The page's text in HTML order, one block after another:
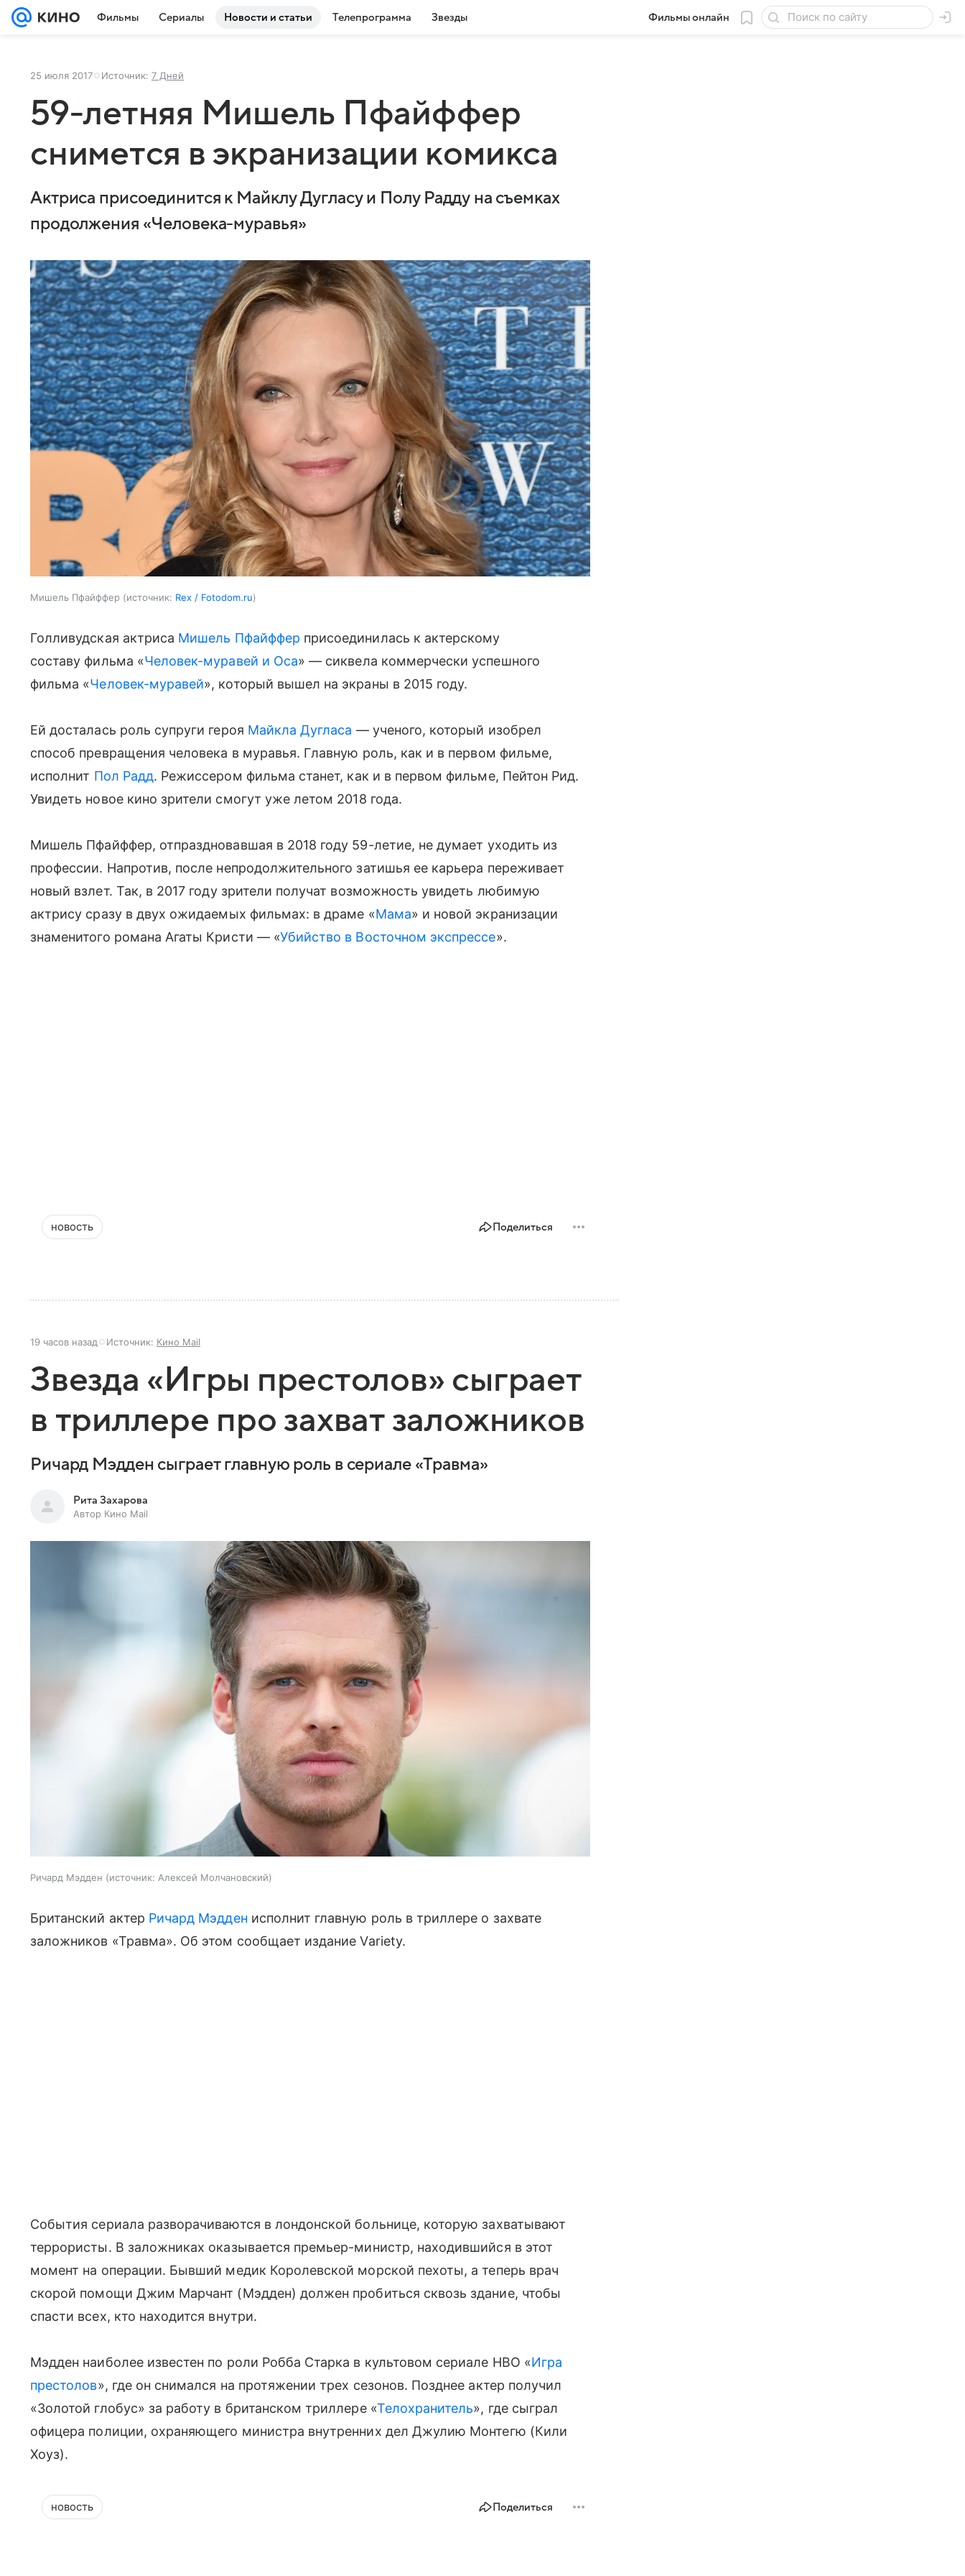
Фильмы Сериалы Новости и статьи Телепрограмма Звезды Фильмы онлайн
25 июля 2017 Источник: 7 Дней
59-летняя Мишель Пфайффер
снимется в экранизации комикса
Актриса присоединится к Майклу Дугласу и Полу Радду на съемках
продолжения «Человека-муравья»
Мишель Пфайффер источник: Rex / Fotodom.ru
Голливудская актриса Мишель Пфайффер присоединилась к актерскому
составу фильма «Человек-муравей и Оса» — сиквела коммерчески успешного
фильма «Человек-муравей», который вышел на экраны в 2015 году.
Ей досталась роль супруги героя Майкла Дугласа — ученого, который изобрел
способ превращения человека в муравья. Главную роль, как и в первом фильме,
исполнит Пол Радд. Режиссером фильма станет, как и в первом фильме, Пейтон Рид.
Увидеть новое кино зрители смогут уже летом 2018 года.
Мишель Пфайффер, отпраздновавшая в 2018 году 59-летие, не думает уходить из
профессии. Напротив, после непродолжительного затишья ее карьера переживает
новый взлет. Так, в 2017 году зрители получат возможность увидеть любимую
актрису сразу в двух ожидаемых фильмах: в драме «Мама» и новой экранизации
знаменитого романа Агаты Кристи — «Убийство в Восточном экспрессе».
новость Поделиться
19 часов назад Источник: Кино Mail
Звезда «Игры престолов» сыграет
в триллере про захват заложников
Ричард Мэдден сыграет главную роль в сериале «Травма»
Рита Захарова
Автор Кино Mail
Ричард Мэдден источник: Алексей Молчановский
Британский актер Ричард Мэдден исполнит главную роль в триллере о захвате
заложников «Травма». Об этом сообщает издание Variety.
События сериала разворачиваются в лондонской больнице, которую захватывают
террористы. В заложниках оказывается премьер-министр, находившийся в этот
момент на операции. Бывший медик Королевской морской пехоты, а теперь врач
скорой помощи Джим Марчант (Мэдден) должен пробиться сквозь здание, чтобы
спасти всех, кто находится внутри.
Мэдден наиболее известен по роли Робба Старка в культовом сериале HBO «Игра
престолов», где он снимался на протяжении трех сезонов. Позднее актер получил
«Золотой глобус» за работу в британском триллере «Телохранитель», где сыграл
офицера полиции, охраняющего министра внутренних дел Джулию Монтегю (Кили
Хоуз).
новость Поделиться